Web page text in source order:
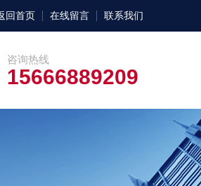
回首页 在线留言 联系我们
咨询热线
15666889209